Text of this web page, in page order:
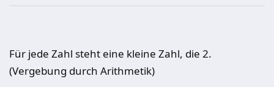
Für jede Zahl steht eine kleine Zahl, die 2.
(Vergebung durch Arithmetik)